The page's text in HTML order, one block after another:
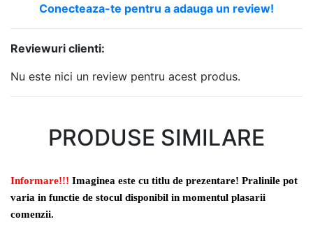
Conecteaza-te pentru a adauga un review!
Reviewuri clienti:
Nu este nici un review pentru acest produs.
PRODUSE SIMILARE
Informare!!! Imaginea este cu titlu de prezentare! Pralinile pot
varia in functie de stocul disponibil in momentul plasarii
comenzii.